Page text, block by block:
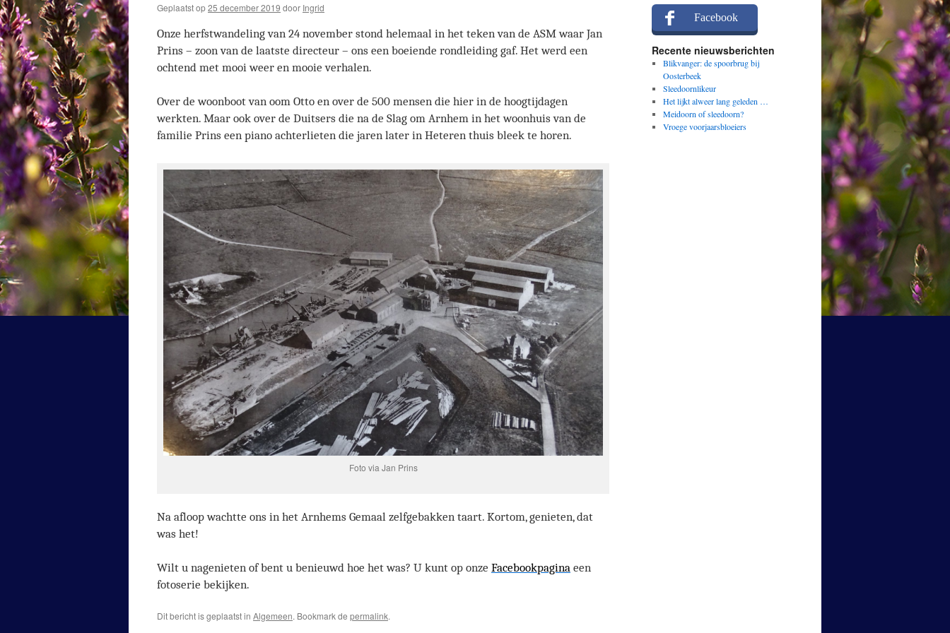
Geplaatst op25 december 2019 door Ingrid
Onze herfstwandeling van 24 november stond helemaal in het teken van de ASM waar Jan
Prins – zoon van de laatste directeur – ons een boeiende rondleiding gaf. Het werd een
ochtend met mooi weer en mooie verhalen.
Over de woonboot van oom Otto en over de 500 mensen die hier in de hoogtijdagen
werkten. Maar ook over de Duitsers die na de Slag om Arnhem in het woonhuis van de
familie Prins een piano achterlieten die jaren later in Heteren thuis bleek te horen.
Foto via Jan Prins
Na afloop wachtte ons in het Arnhems Gemaal zelfgebakken taart. Kortom, genieten, dat
was het!
Wilt u nagenieten of bent u benieuwd hoe het was? U kunt op onze Facebookpagina een
fotoserie bekijken.
Dit bericht is geplaatst in Algemeen. Bookmark de permalink.
Facebook
Recente nieuwsberichten
Blikvanger: de spoorbrug bij
Oosterbeek
Sleedoornlikeur
Het lijkt alweer lang geleden …
Meidoorn of sleedoorn?
Vroege voorjaarsbloeiers